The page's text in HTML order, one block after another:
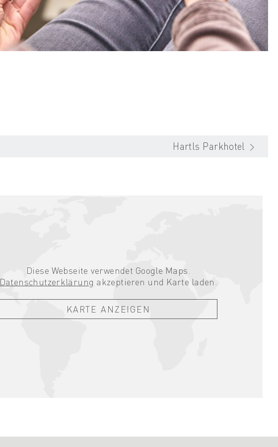
Hartls Parkhotel
Diese Webseite verwendet Google Maps.
Datenschutzerklärung akzeptieren und Karte laden.
KARTE ANZEIGEN